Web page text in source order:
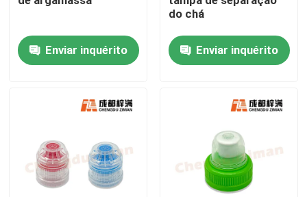
Produtos
Sobre nós
Excursão da fábrica
Enviar inquérito
do chá
Enviar inquérito